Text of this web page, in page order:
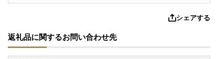
シェアする
返礼品に関するお問い合わせ先